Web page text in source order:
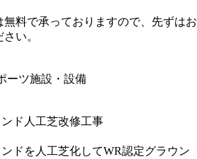
料で承っておりますので、先ずはお
い。
ーツ施設・設備
ド人工芝改修工事
ドを人工芝化してWR認定グラウン